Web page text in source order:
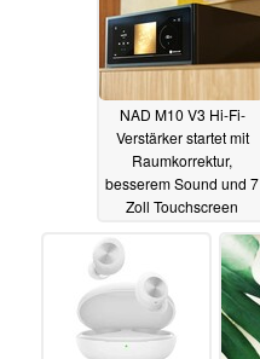
NAD M10 V3 Hi-Fi-
Verstärker startet mit
Raumkorrektur,
besserem Sound und 7
Zoll Touchscreen